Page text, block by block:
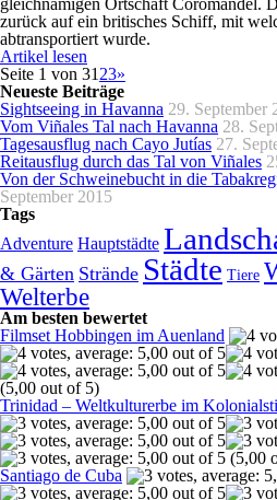
gleichnamigen Ortschaft Coromandel.
zurück auf ein britisches Schiff, mit
abtransportiert wurde.
Artikel lesen
Seite 1 von 31 23»
Neueste Beiträge
Sightseeing in Havanna 29. September
Vom Viñales Tal nach Havanna 28.
Tagesausflug nach Cayo Jutías 27.
Reitausflug durch das Tal von Viñales
Von der Schweinebucht in die
September 2015
Tags
Adventure Hauptstädte
& Gärten Strände Städte Tiere
Welterbe
Am besten bewertet
Filmset Hobbingen im Auenland
(5,00 out of 5)
Trinidad – Weltkulturerbe im
(5,00
Santiago de Cuba